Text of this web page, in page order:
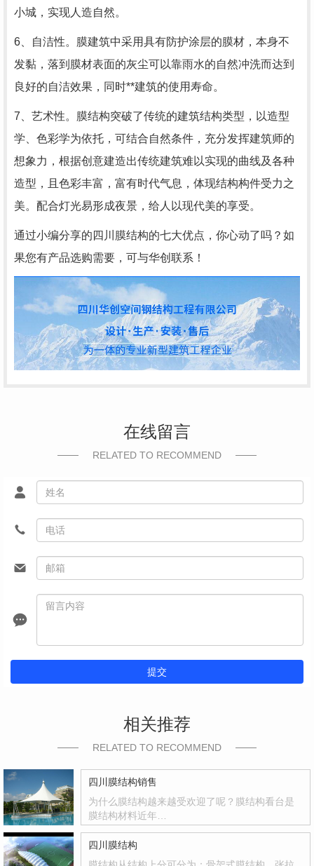
小城，实现人造自然。
6、自洁性。膜建筑中采用具有防护涂层的膜材，本身不
发黏，落到膜材表面的灰尘可以靠雨水的自然冲洗而达到
良好的自洁效果，同时**建筑的使用寿命。
7、艺术性。膜结构突破了传统的建筑结构类型，以造型
学、色彩学为依托，可结合自然条件，充分发挥建筑师的
想象力，根据创意建造出传统建筑难以实现的曲线及各种
造型，且色彩丰富，富有时代气息，体现结构构件受力之
美。配合灯光易形成夜景，给人以现代美的享受。
通过小编分享的 四川膜结构的七大优点，你心动了吗？ 如
果您有产品选购需要，可与华创联系！
在线留言
RELATED TO RECOMMEND
提交
相关推荐
RELATED TO RECOMMEND
四川膜结构销售
为什么膜结构越来越受欢迎了呢？膜结构看台是
膜结构材料近年…
四川膜结构